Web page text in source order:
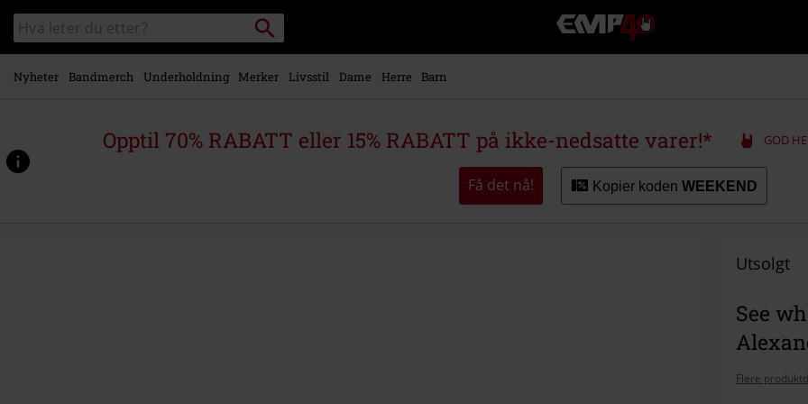
Skipp til
hovedinnhold
Søk
i
katalogen
Søk
EMP
-
Musikk,
merch
Alternativ
mote
Nyheter Bandmerch Underholdning Merker Livsstil Dame Herre Barn
Opptil 70% RABATT eller 15% RABATT på ikke-nedsatte varer!* GOD
Få det nå! Kopier koden WEEKEND
Utsolgt
See
Flere